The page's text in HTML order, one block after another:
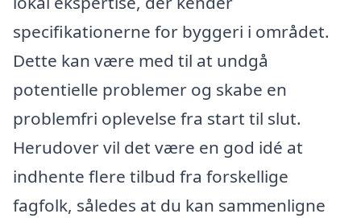
specifikationerne for byggeri i området.
Dette kan være med til at undgå
potentielle problemer og skabe en
problemfri oplevelse fra start til slut.
Herudover vil det være en god idé at
indhente flere tilbud fra forskellige
fagfolk, således at du kan sammenligne